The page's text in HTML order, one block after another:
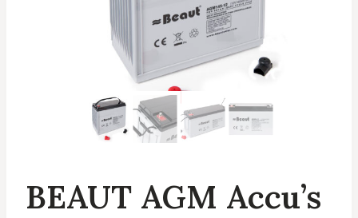
BEAUT AGM Accu’s